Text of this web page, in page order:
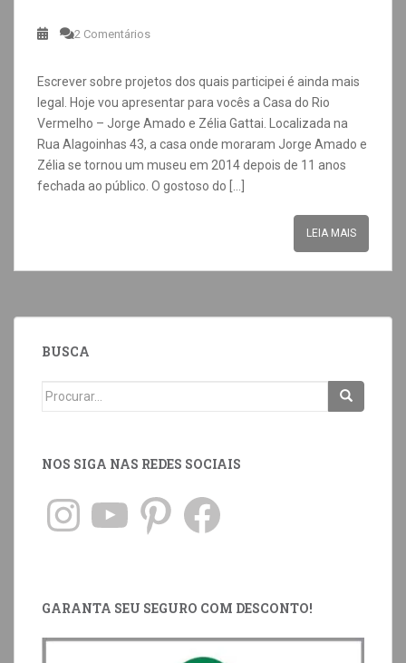
2 Comentários
Escrever sobre projetos dos quais participei é ainda mais
legal. Hoje vou apresentar para vocês a Casa do Rio
Vermelho – Jorge Amado e Zélia Gattai. Localizada na
Rua Alagoinhas 43, a casa onde moraram Jorge Amado e
Zélia se tornou um museu em 2014 depois de 11 anos
fechada ao público. O gostoso do […]
LEIA MAIS
BUSCA
NOS SIGA NAS REDES SOCIAIS
GARANTA SEU SEGURO COM DESCONTO!